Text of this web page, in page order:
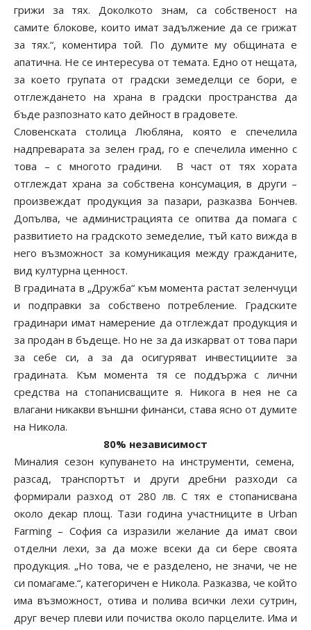
грижи за тях. Доколкото знам, са собственост на
самите блокове, които имат задължение да се грижат
за тях.“, коментира той. По думите му общината е
апатична. Не се интересува от темата. Едно от нещата,
за което групата от градски земеделци се бори, е
отглеждането на храна в градски пространства да
бъде разпознато като дейност в градовете.
Словенската столица Любляна, която е спечелила
надпреварата за зелен град, го е спечелила именно с
това – с многото градини. В част от тях хората
отглеждат храна за собствена консумация, в други –
произвеждат продукция за пазари, разказва Бончев.
Допълва, че администрацията се опитва да помага с
развитието на градското земеделие, тъй като вижда в
него възможност за комуникация между гражданите,
вид културна ценност.
В градината в „Дружба“ към момента растат зеленчуци
и подправки за собствено потребление. Градските
градинари имат намерение да отглеждат продукция и
за продан в бъдеще. Но не за да изкарват от това пари
за себе си, а за да осигуряват инвестициите за
градината. Към момента тя се поддържа с лични
средства на стопанисващите я. Никога в нея не са
влагани никакви външни финанси, става ясно от думите
на Никола.
80% независимост
Миналия сезон купуването на инструменти, семена,
разсад, транспортът и други дребни разходи са
формирали разход от 280 лв. С тях е стопанисвана
около декар площ. Тази година участниците в Urban
Farming – София са изразили желание да имат свои
отделни лехи, за да може всеки да си бере своята
продукция. „Но това, че е разделено, не значи, че не
си помагаме.“, категоричен е Никола. Разказва, че който
има възможност, отива и полива всички лехи сутрин,
друг вечер плеви или почиства около парцелите. Има и